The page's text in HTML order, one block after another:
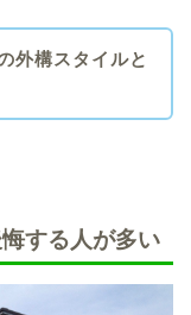
外構スタイルと
する人が多い